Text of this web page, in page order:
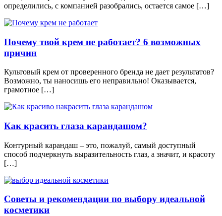
определились, с компанией разобрались, остается самое […]
Почему твой крем не работает? 6 возможных
причин
Культовый крем от проверенного бренда не дает результатов?
Возможно, ты наносишь его неправильно! Оказывается,
грамотное […]
Как красить глаза карандашом?
Контурный карандаш – это, пожалуй, самый доступный
способ подчеркнуть выразительность глаз, а значит, и красоту
[…]
Советы и рекомендации по выбору идеальной
косметики